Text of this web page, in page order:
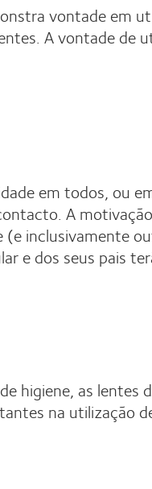
vontade em
A vontade de
em todos, ou
A
inclusivamente
e dos seus pais
higiene, as lentes
na utilização